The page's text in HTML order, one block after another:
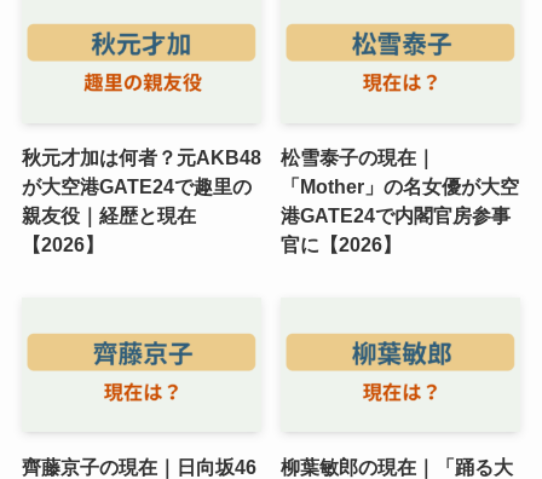
秋元才加は何者？元AKB48
が大空港GATE24で趣里の
親友役｜経歴と現在
【2026】
松雪泰子の現在｜
「Mother」の名女優が大空
港GATE24で内閣官房参事
官に【2026】
齊藤京子の現在｜日向坂46
柳葉敏郎の現在｜「踊る大